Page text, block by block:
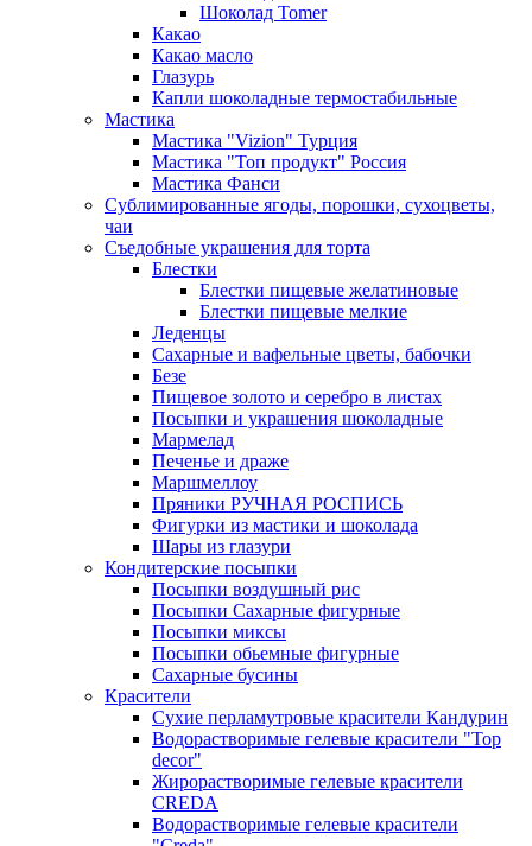
Шоколад Tomer
Какао
Какао масло
Глазурь
Капли шоколадные термостабильные
Мастика
Мастика "Vizion" Турция
Мастика "Топ продукт" Россия
Мастика Фанси
Сублимированные ягоды, порошки, сухоцветы,
чаи
Съедобные украшения для торта
Блестки
Блестки пищевые желатиновые
Блестки пищевые мелкие
Леденцы
Сахарные и вафельные цветы, бабочки
Безе
Пищевое золото и серебро в листах
Посыпки и украшения шоколадные
Мармелад
Печенье и драже
Маршмеллоу
Пряники РУЧНАЯ РОСПИСЬ
Фигурки из мастики и шоколада
Шары из глазури
Кондитерские посыпки
Посыпки воздушный рис
Посыпки Сахарные фигурные
Посыпки миксы
Посыпки обьемные фигурные
Сахарные бусины
Красители
Сухие перламутровые красители Кандурин
Водорастворимые гелевые красители "Top
decor"
Жирорастворимые гелевые красители
CREDA
Водорастворимые гелевые красители